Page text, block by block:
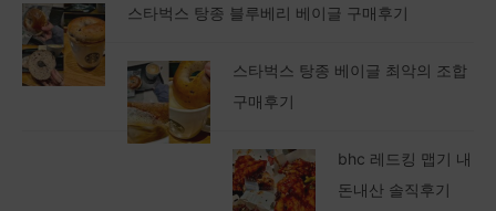
스타벅스 탕종 블루베리 베이글 구매후기
스타벅스 탕종 베이글 최악의 조합
구매후기
bhc 레드킹 맵기 내
돈내산 솔직후기